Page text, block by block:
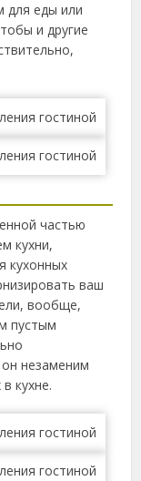
для еды или
и другие
частью
кухни,
кухонных
ваш
вообще,
пустым
незаменим
кухне.